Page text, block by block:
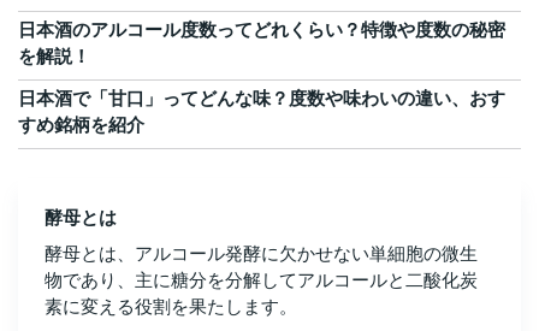
日本酒のアルコール度数ってどれくらい？特徴や度数の秘密
を解説！
日本酒で「甘口」ってどんな味？度数や味わいの違い、おす
すめ銘柄を紹介
酵母とは
酵母とは、アルコール発酵に欠かせない単細胞の微生
物であり、主に糖分を分解してアルコールと二酸化炭
素に変える役割を果たします。